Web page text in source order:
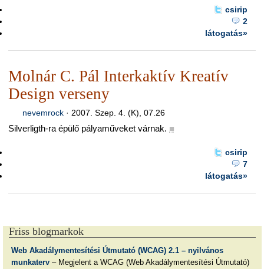
csirip
2
látogatás»
Molnár C. Pál Interkaktív Kreatív
Design verseny
nevemrock· 2007. Szep. 4. (K), 07.26
Silverligth-ra épülő pályaműveket várnak. ■
csirip
7
látogatás»
Friss blogmarkok
Web Akadálymentesítési Útmutató (WCAG) 2.1 – nyilvános
munkaterv– Megjelent a WCAG (Web Akadálymentesítési Útmutató)